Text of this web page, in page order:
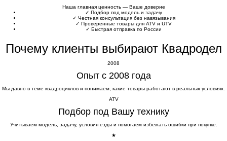
Наша главная ценность — Ваше доверие
✓ Подбор под модель и задачу
✓ Честная консультация без навязывания
✓ Проверенные товары для ATV и UTV
✓ Быстрая отправка по России
Почему клиенты выбирают Квадродел
2008
Опыт с 2008 года
Мы давно в теме квадроциклов и понимаем, какие товары работают в реальных условиях.
ATV
Подбор под Вашу технику
Учитываем модель, задачу, условия езды и помогаем избежать ошибки при покупке.
★